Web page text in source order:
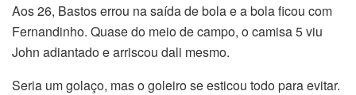
Aos 26, Bastos errou na saída de bola e a bola ficou com
Fernandinho. Quase do meio de campo, o camisa 5 viu
John adiantado e arriscou dali mesmo.
Seria um golaço, mas o goleiro se esticou todo para evitar.